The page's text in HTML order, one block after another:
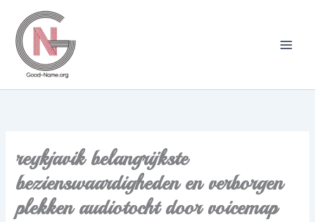
content
reykjavik belangrijkste
bezienswaardigheden en verborgen
plekken audiotocht door voicemap